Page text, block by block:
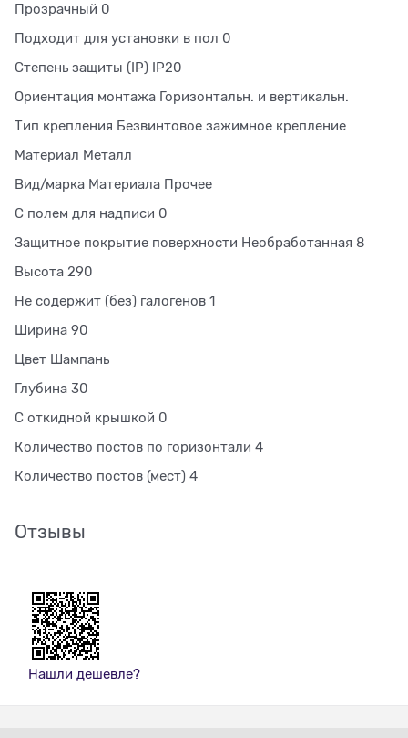
Прозрачный 0
Подходит для установки в пол 0
Степень защиты (IP) IP20
Ориентация монтажа Горизонтальн. и вертикальн.
Тип крепления Безвинтовое зажимное крепление
Материал Металл
Вид/марка Материала Прочее
С полем для надписи 0
Защитное покрытие поверхности Необработанная 8
Высота 290
Не содержит (без) галогенов 1
Ширина 90
Цвет Шампань
Глубина 30
С откидной крышкой 0
Количество постов по горизонтали 4
Количество постов (мест) 4
Отзывы
Нашли дешевле?